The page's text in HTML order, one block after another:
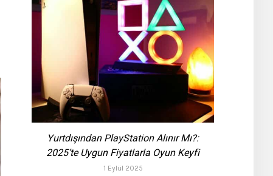
Yurtdışından PlayStation Alınır Mı?:
2025’te Uygun Fiyatlarla Oyun Keyfi
1 Eylül 2025